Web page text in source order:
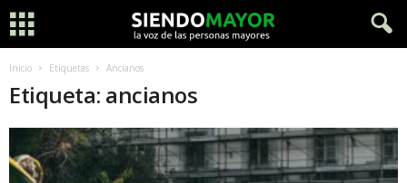
Inicio Etiquetas Ancianos
Etiqueta: ancianos